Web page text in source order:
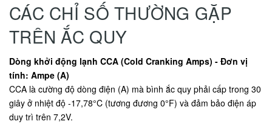
CÁC CHỈ SỐ THƯỜNG GẶP
TRÊN ẮC QUY
Dòng khởi động lạnh CCA (Cold Cranking Amps) - Đơn vị
tính: Ampe (A)
CCA là cường độ dòng điện (A) mà bình ắc quy phải cấp trong 30
giây ở nhiệt độ -17,78°C (tương đương 0°F) và đảm bảo điện áp
duy trì trên 7,2V.